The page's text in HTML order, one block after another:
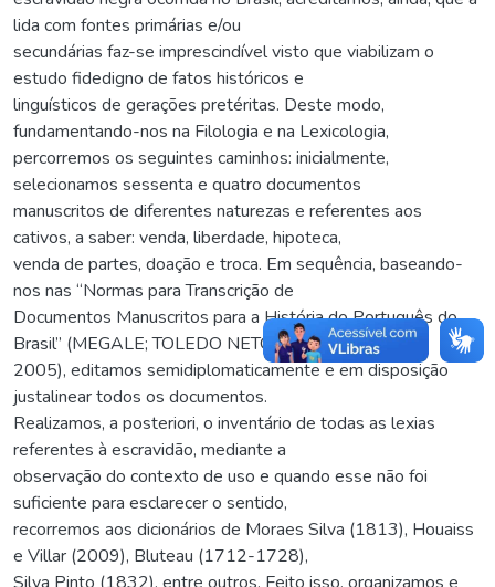
lida com fontes primárias e/ou
secundárias faz-se imprescindível visto que viabilizam o
estudo fidedigno de fatos históricos e
linguísticos de gerações pretéritas. Deste modo,
fundamentando-nos na Filologia e na Lexicologia,
percorremos os seguintes caminhos: inicialmente,
selecionamos sessenta e quatro documentos
manuscritos de diferentes naturezas e referentes aos
cativos, a saber: venda, liberdade, hipoteca,
venda de partes, doação e troca. Em sequência, baseando-
nos nas “Normas para Transcrição de
Documentos Manuscritos para a História do Português do
Brasil” (MEGALE; TOLEDO NETO,
2005), editamos semidiplomaticamente e em disposição
justalinear todos os documentos.
Realizamos, a posteriori, o inventário de todas as lexias
referentes à escravidão, mediante a
observação do contexto de uso e quando esse não foi
suficiente para esclarecer o sentido,
recorremos aos dicionários de Moraes Silva (1813), Houaiss
e Villar (2009), Bluteau (1712-1728),